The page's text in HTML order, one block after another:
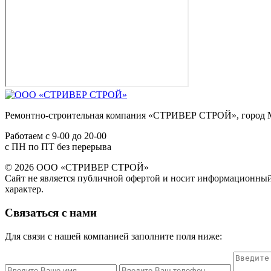
Ремонтно-строительная компания «СТРИВЕР СТРОЙ»,
Работаем с 9-00 до 20-00
с ПН по ПТ без перерыва
© 2026 ООО «СТРИВЕР СТРОЙ»
Сайт не является публичной офертой и носит
характер.
Связаться с нами
Для связи с нашей компанией заполните поля ниже: